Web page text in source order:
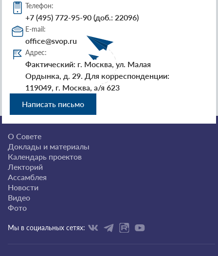
Телефон:
+7 (495) 772-95-90 (доб.: 22096)
E-mail:
office@svop.ru
Адрес:
Фактический: г. Москва, ул. Малая
Ордынка, д. 29. Для корреспонденции:
119049, г. Москва, а/я 623
Написать письмо
О Совете
Доклады и материалы
Календарь проектов
Лекторий
Ассамблея
Новости
Видео
Фото
Мы в социальных сетях: